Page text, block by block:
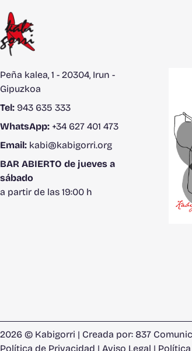
Peña kalea, 1 - 20304, Irun -
Gipuzkoa
Tel: 943 635 333
WhatsApp: +34 627 401 473
Email: kabi@kabigorri.org
BAR ABIERTO de jueves a
sábado
a partir de las 19:00 h
2026 © Kabigorri | Creada por: 837
Política de Privacidad | Aviso Legal |